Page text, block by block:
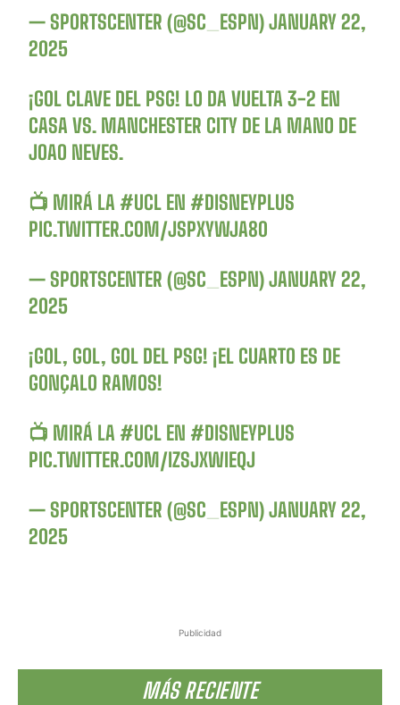
Publicidad
MÁS RECIENTE
— SPORTSCENTER (@SC_ESPN)JANUARY 22,
2025
¡GOL CLAVE DEL PSG! LO DA VUELTA 3-2 EN
CASA VS. MANCHESTER CITY DE LA MANO DE
JOAO NEVES.
📺 MIRÁ LA#UCL EN#DISNEYPLUS
PIC.TWITTER.COM/JSPXYWJA80
— SPORTSCENTER (@SC_ESPN)JANUARY 22,
2025
¡GOL, GOL, GOL DEL PSG! ¡EL CUARTO ES DE
GONÇALO RAMOS!
📺 MIRÁ LA#UCL EN#DISNEYPLUS
PIC.TWITTER.COM/IZSJXWIEQJ
— SPORTSCENTER (@SC_ESPN)JANUARY 22,
2025